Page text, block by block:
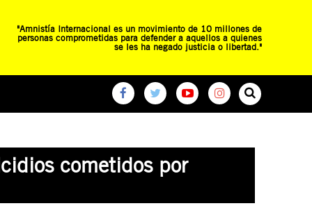
"Amnistía Internacional es un movimiento de 10 millones de
personas comprometidas para defender a aquellos a quienes
se les ha negado justicia o libertad."
cometidos por